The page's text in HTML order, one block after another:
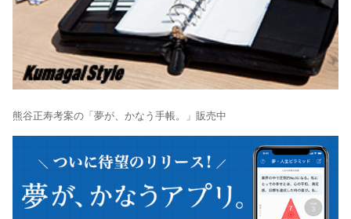
熊谷正寿考案の「夢が、かなう手帳。」販売中